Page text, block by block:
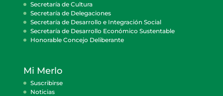
Secretaría de Cultura
Secretaría de Delegaciones
Secretaría de Desarrollo e Integración Social
Secretaría de Desarrollo Económico Sustentable
Honorable Concejo Deliberante
Mi Merlo
Suscribirse
Noticias